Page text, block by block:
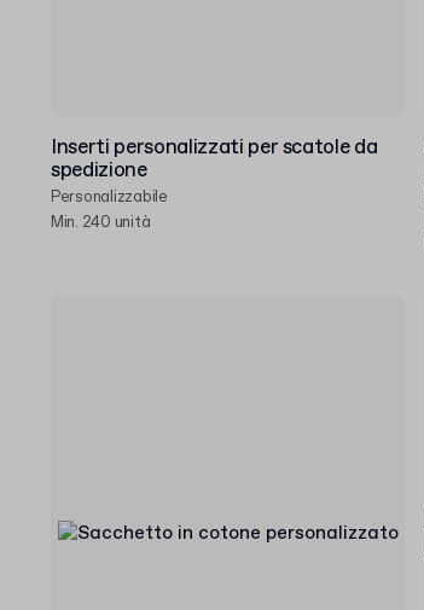
Inserti personalizzati per scatole da
spedizione
Personalizzabile
Min. 240 unità